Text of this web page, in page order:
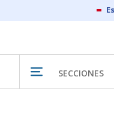
SECCIONES